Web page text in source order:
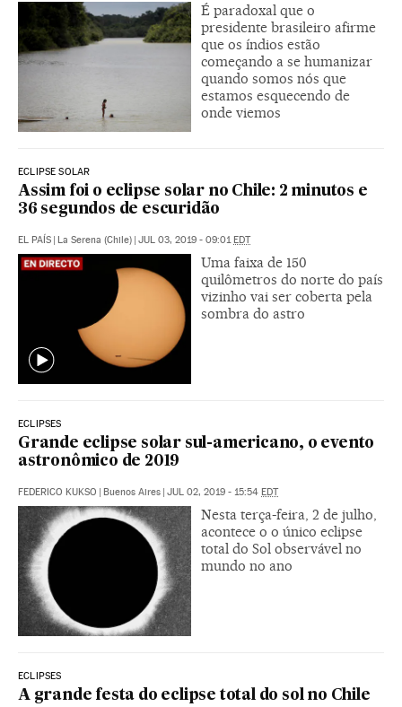
É paradoxal que o
presidente brasileiro afirme
que os índios estão
começando a se humanizar
quando somos nós que
estamos esquecendo de
onde viemos
ECLIPSE SOLAR
Assim foi o eclipse solar no Chile: 2 minutos e
36 segundos de escuridão
EL PAÍS | La Serena (Chile) | JUL 03, 2019 - 09:01EDT
Uma faixa de 150
quilômetros do norte do país
vizinho vai ser coberta pela
sombra do astro
ECLIPSES
Grande eclipse solar sul-americano, o evento
astronômico de 2019
FEDERICO KUKSO | Buenos Aires | JUL 02, 2019 - 15:54 EDT
Nesta terça-feira, 2 de julho,
acontece o o único eclipse
total do Sol observável no
mundo no ano
ECLIPSES
A grande festa do eclipse total do sol no Chile